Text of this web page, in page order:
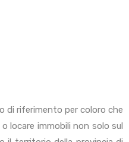
di riferimento per coloro che
locare immobili non solo sul